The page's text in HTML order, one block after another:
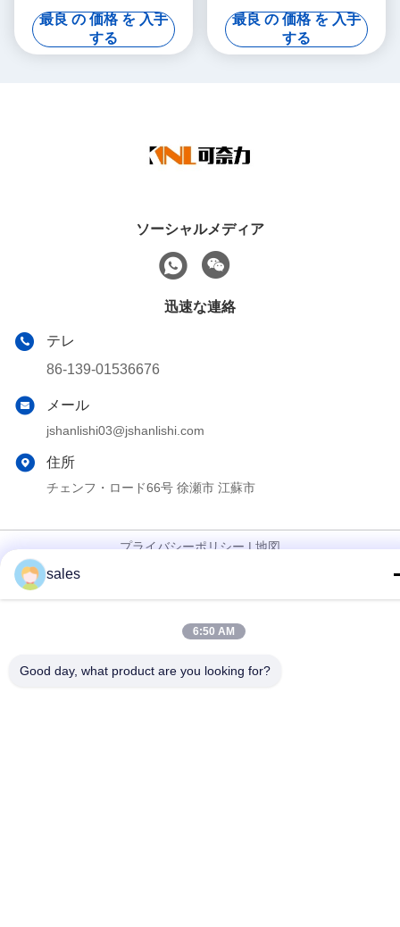
HPVMF23 HPVMF32 エンジ
ンスペアパーツ
最良 の 価格 を 入手
する
最良 の 価格 を 入手
する
ソーシャルメディア
迅速な連絡
テレ
86-139-01536676
メール
jshanlishi03@jshanlishi.com
住所
チェンフ・ロード66号 徐瀬市 江蘇市
プライバシーポリシー|地図
中国 良好 品質 油圧ピストン・ポンプ サプライヤー。 Copyright©
2023-2026 JIANGSU KNL HYDRAULIC PUMP INC. . 無断転載を
sales
6:50 AM
Good day, what product are you looking for?